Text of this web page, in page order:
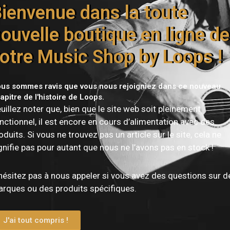
Amp – Spécifications
Détails
Ampli hi-fi stéréo classe D
2 × 100 W
2 × 200 W
ESS 9039Q2M (24 bits / 192 kHz)
0,0005 %
120 dB
dans la toute
boutique en ligne de
Music Shop by Loops !
sommes ravis que vous nous rejoigniez dans ce nouveau
de l'histoire de Loops.
noter que, bien que le site web soit pleinement
il est encore en cours d’alimentation avec des
Si vous ne trouvez pas un article sur le site, cela ne
pas pour autant que nous ne l’avons pas en stock !
pas à nous appeler si vous avez des questions sur
ou des produits spécifiques.
J'ai tout compris !